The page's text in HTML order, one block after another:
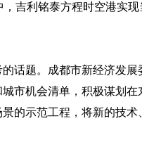
吉利铭泰方程时空港实
话题。成都市新经济发
市机会清单，积极谋划在
的示范工程，将新的技